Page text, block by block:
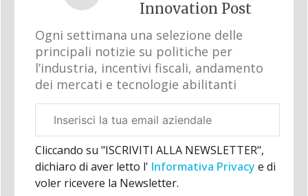
Innovation Post
Ogni settimana una selezione delle
principali notizie su politiche per
l’industria, incentivi fiscali, andamento
dei mercati e tecnologie abilitanti
aziendale
Cliccando su "ISCRIVITI ALLA NEWSLETTER",
dichiaro di aver letto l' Informativa Privacy e di
voler ricevere la Newsletter.